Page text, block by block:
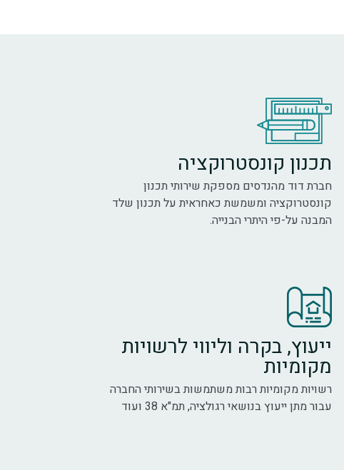
תכנון קונסטרוקציה
חברת דוד מהנדסים מספקת שירותי תכנון
קונסטרוקציה ומשמשת כאחראית על תכנון שלד
המבנה על-פי היתרי הבנייה.
ייעוץ, בקרה וליווי לרשויות
מקומיות
רשויות מקומיות רבות משתמשות בשירותי החברה
עבור מתן ייעוץ בנושאי רגולציה, תמ"א 38 ועוד